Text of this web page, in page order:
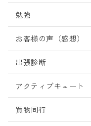
勉強
お客様の声（感想）
出張診断
アクティブキュート
買物同行